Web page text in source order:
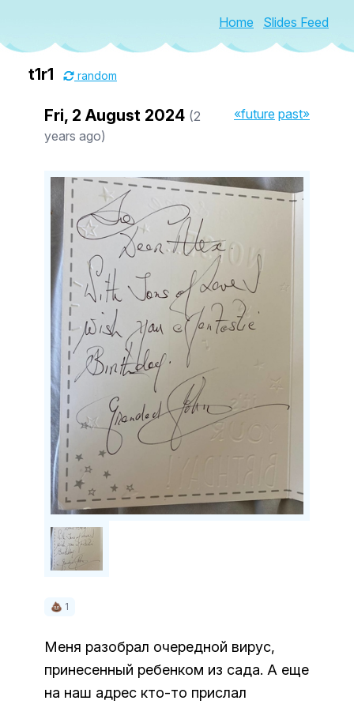
Home Slides Feed
t1r1 random
«future past»
Fri, 2 August 2024 (2
years ago)
💩 1
Меня разобрал очередной вирус,
принесенный ребенком из сада. А еще
на наш адрес кто-то прислал